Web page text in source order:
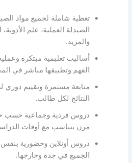
تغطية شاملة لجميع مواد
الصيدلة العملية، علم
والمزيد.
أساليب تعليمية مبتكرة
الفهم وتطبيقها مباشر في
متابعة مستمرة وتقييم
النتائج لكل طالب.
دروس فردية وجماعية حسب
مرن يتناسب مع أوقات
دروس أونلاين وحضورية بنفس
الجميع في جدة وخارجها.